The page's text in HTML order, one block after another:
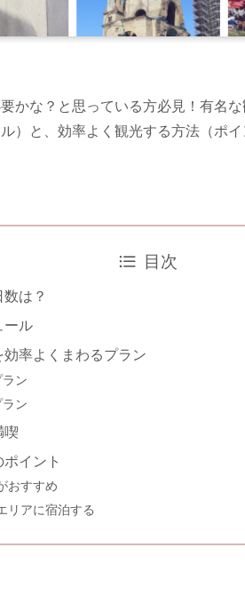
かな？と思っている方必見！有名
）と、効率よく観光する方法（ポ
目次
は？
ール
率よくまわるプラン
ン
ン
喫
イント
おすすめ
リアに宿泊する